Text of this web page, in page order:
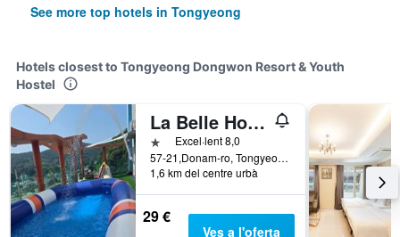
See more top hotels in Tongyeong
Hotels closest to Tongyeong Dongwon Resort & Youth
Hostel
La Belle Hotel In Tongyeong
1 estrella
Excel·lent 8,0
57-21,Donam-ro, Tongyeong, Corea del Sud
1,6 km del centre urbà
29 €
Ves a l'oferta